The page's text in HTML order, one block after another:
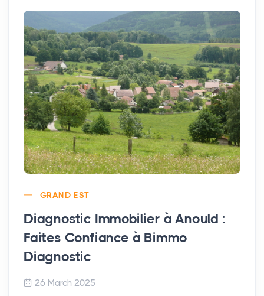
GRAND EST
Diagnostic Immobilier à Anould :
Faites Confiance à Bimmo
Diagnostic
26 March 2025